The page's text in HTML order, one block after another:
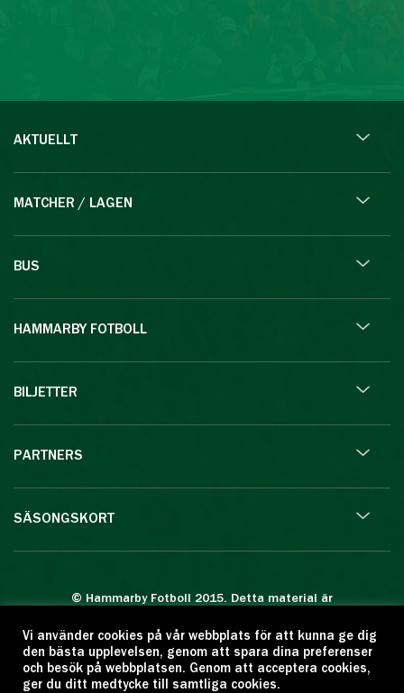
AKTUELLT
MATCHER / LAGEN
BUS
HAMMARBY FOTBOLL
BILJETTER
PARTNERS
SÄSONGSKORT
© Hammarby Fotboll 2015. Detta material är
Eftertryck eller annan kopiering är förbjuden.
Citera oss gärna men ange källan:
www.hammarbyfotboll.se. Ansvarig utgivare:
Vi använder cookies på vår webbplats för att kunna ge dig
den bästa upplevelsen, genom att spara dina preferenser
och besök på webbplatsen. Genom att acceptera cookies,
ger du ditt medtycke till samtliga cookies.